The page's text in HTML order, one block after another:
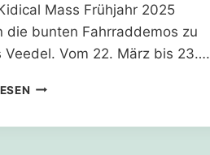
Mass Frühjahr 2025
die bunten Fahrraddemos zu
Veedel. Vom 22. März bis 23….
VEEDEL